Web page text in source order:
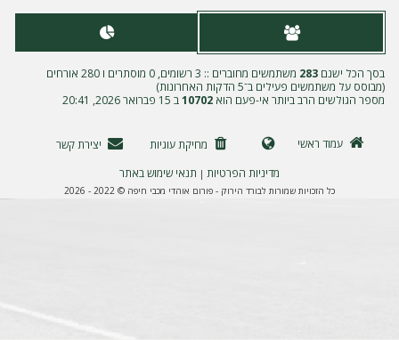
בסך הכל ישנם283
משתמשים מחוברים :: 3 רשומים, 0 מוסתרים ו 280 אורחים
(מבוסס על משתמשים פעילים ב־5 הדקות האחרונות)
מספר הגולשים הרב ביותר אי-פעם הוא10702ב 15 פברואר 2026, 20:41
עמוד ראשי מחיקת עוגיות
יצירת קשר
מדיניות הפרטיות | תנאי שימוש באתר
כל הזכויות שמורות לבורד הירוק - פורום אוהדי מכבי חיפה © 2022 - 2026